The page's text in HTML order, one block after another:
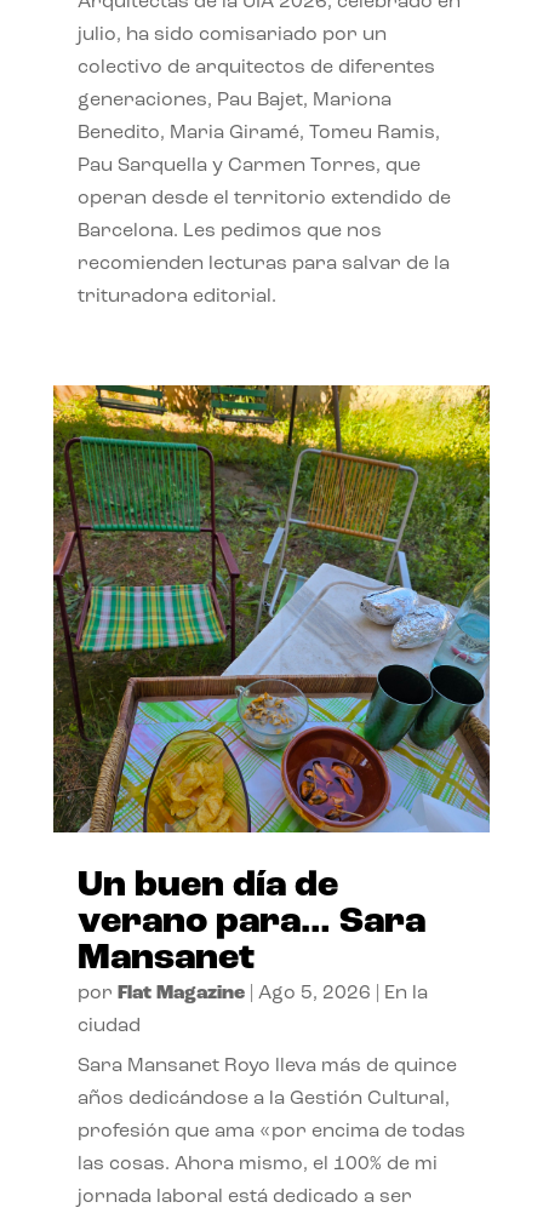
julio, ha sido comisariado por un
colectivo de arquitectos de diferentes
generaciones, Pau Bajet, Mariona
Benedito, Maria Giramé, Tomeu Ramis,
Pau Sarquella y Carmen Torres, que
operan desde el territorio extendido de
Barcelona. Les pedimos que nos
recomienden lecturas para salvar de la
trituradora editorial.
Un buen día de
verano para… Sara
Mansanet
por Flat Magazine| Ago 5, 2026
En la
ciudad
Sara Mansanet Royo lleva más de quince
años dedicándose a la Gestión Cultural,
profesión que ama «por encima de todas
las cosas. Ahora mismo, el 100% de mi
jornada laboral está dedicado a ser